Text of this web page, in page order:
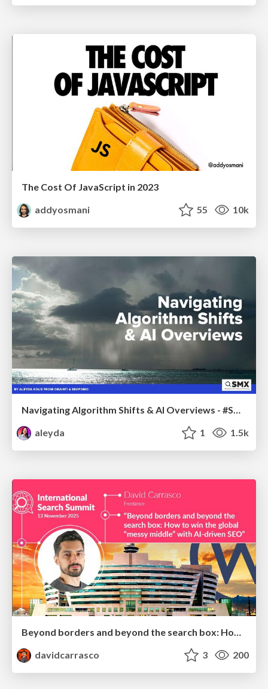
The Cost Of JavaScript in 2023
addyosmani
55 10k
aleyda
1 1.5k
Beyond borders and beyond the search box: How to win the global "messy middle" with AI-driven SEO
davidcarrasco
3 200